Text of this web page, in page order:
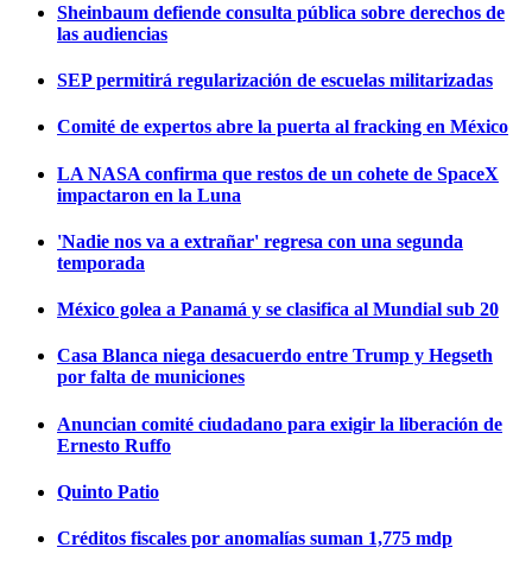
Sheinbaum defiende consulta pública sobre derechos de
las audiencias
SEP permitirá regularización de escuelas militarizadas
Comité de expertos abre la puerta al fracking en México
LA NASA confirma que restos de un cohete de SpaceX
impactaron en la Luna
'Nadie nos va a extrañar' regresa con una segunda
temporada
México golea a Panamá y se clasifica al Mundial sub 20
Casa Blanca niega desacuerdo entre Trump y Hegseth
por falta de municiones
Anuncian comité ciudadano para exigir la liberación de
Ernesto Ruffo
Quinto Patio
Créditos fiscales por anomalías suman 1,775 mdp